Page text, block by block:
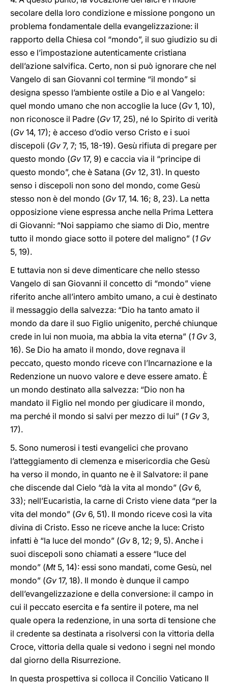
secolare della loro condizione e missione pongono un
problema fondamentale della evangelizzazione: il
rapporto della Chiesa col “mondo”, il suo giudizio su di
esso e l’impostazione autenticamente cristiana
dell’azione salvifica. Certo, non si può ignorare che nel
Vangelo di san Giovanni col termine “il mondo” si
designa spesso l’ambiente ostile a Dio e al Vangelo:
quel mondo umano che non accoglie la luce (Gv 1, 10),
non riconosce il Padre (Gv 17, 25), né lo Spirito di verità
(Gv 14, 17); è acceso d’odio verso Cristo e i suoi
discepoli (Gv 7, 7; 15, 18-19). Gesù rifiuta di pregare per
questo mondo (Gv 17, 9) e caccia via il “principe di
questo mondo”, che è Satana (Gv 12, 31). In questo
senso i discepoli non sono del mondo, come Gesù
stesso non è del mondo (Gv 17, 14. 16; 8, 23). La netta
opposizione viene espressa anche nella Prima Lettera
di Giovanni: “Noi sappiamo che siamo di Dio, mentre
tutto il mondo giace sotto il potere del maligno” (1 Gv
5, 19).
E tuttavia non si deve dimenticare che nello stesso
Vangelo di san Giovanni il concetto di “mondo” viene
riferito anche all’intero ambito umano, a cui è destinato
il messaggio della salvezza: “Dio ha tanto amato il
mondo da dare il suo Figlio unigenito, perché chiunque
crede in lui non muoia, ma abbia la vita eterna” (1 Gv 3,
16). Se Dio ha amato il mondo, dove regnava il
peccato, questo mondo riceve con l’Incarnazione e la
Redenzione un nuovo valore e deve essere amato. È
un mondo destinato alla salvezza: “Dio non ha
mandato il Figlio nel mondo per giudicare il mondo,
ma perché il mondo si salvi per mezzo di lui” (1 Gv 3,
17).
5. Sono numerosi i testi evangelici che provano
l’atteggiamento di clemenza e misericordia che Gesù
ha verso il mondo, in quanto ne è il Salvatore: il pane
che discende dal Cielo “dà la vita al mondo” (Gv 6,
33); nell’Eucaristia, la carne di Cristo viene data “per la
vita del mondo” (Gv 6, 51). Il mondo riceve così la vita
divina di Cristo. Esso ne riceve anche la luce: Cristo
infatti è “la luce del mondo” (Gv 8, 12; 9, 5). Anche i
suoi discepoli sono chiamati a essere “luce del
mondo” (Mt5, 14): essi sono mandati, come Gesù, nel
mondo” (Gv 17, 18). Il mondo è dunque il campo
dell’evangelizzazione e della conversione: il campo in
cui il peccato esercita e fa sentire il potere, ma nel
quale opera la redenzione, in una sorta di tensione che
il credente sa destinata a risolversi con la vittoria della
Croce, vittoria della quale si vedono i segni nel mondo
dal giorno della Risurrezione.
In questa prospettiva si colloca il Concilio Vaticano II